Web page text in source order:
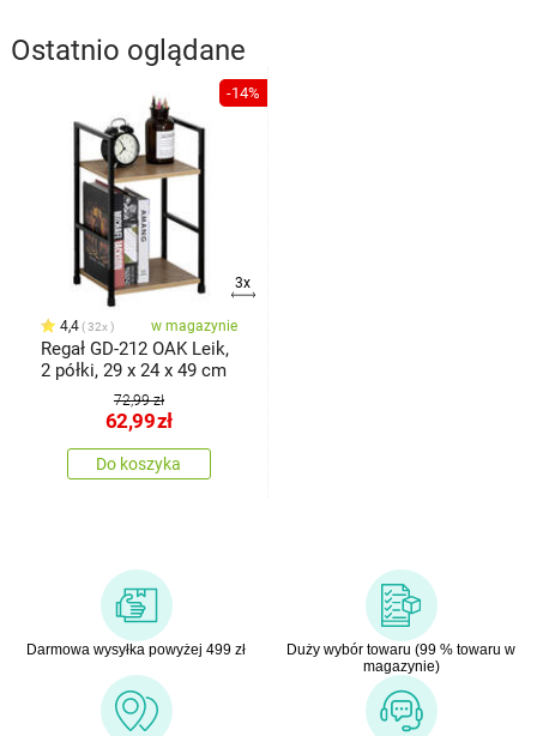
Ostatnio oglądane
-14%
3x
4,4 32x w magazynie
Regał GD-212 OAK Leik,
2 półki, 29 x 24 x 49 cm
72,99 zł
62,99zł
Do koszyka
Darmowa wysyłka powyżej 499 zł
Duży wybór towaru (99 % towaru w
magazynie)